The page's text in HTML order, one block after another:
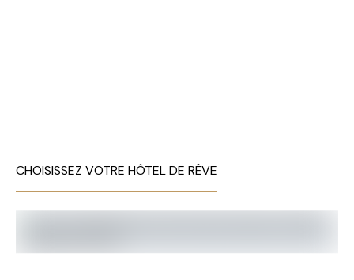
CHOISISSEZ VOTRE HÔTEL DE RÊVE